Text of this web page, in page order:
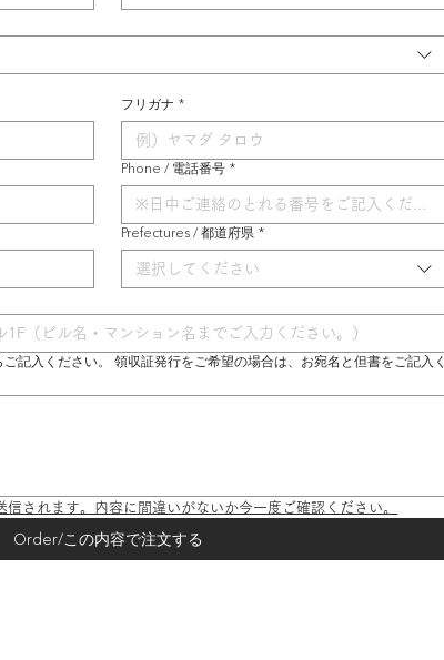
フリガナ *
Phone / 電話番号 *
Prefectures / 都道府県 *
選択してください
記入ください。 領収証発行をご希望の場合は、お宛名と但書をご記入く
されます。内容に間違いがないか今一度ご確認ください。
Order/この内容で注文する